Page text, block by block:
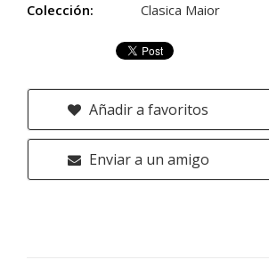
Colección:
Clasica Maior
Añadir a favoritos
Enviar a un amigo